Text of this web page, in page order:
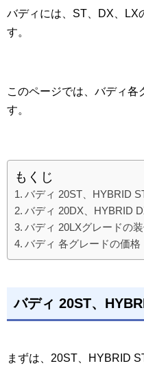
バディには、ST、DX、LX
す。
このページでは、バディ各
す。
もくじ
バディ 20ST、HYBRID
バディ 20DX、HYBRID
バディ 20LXグレードの
バディ 各グレードの価格
バディ 20ST、
まずは、20ST、HYBRID